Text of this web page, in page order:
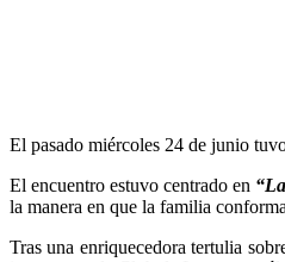
El pasado miércoles 24 de junio
El encuentro estuvo centrado en
la manera en que la familia
Tras una enriquecedora tertulia